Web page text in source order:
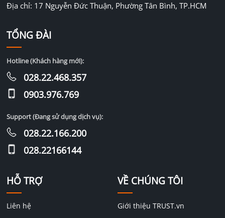
Địa chỉ: 17 Nguyễn Đức Thuận, Phường Tân Bình, TP.HCM
HỖ TRỢ
Liên hệ
VỀ CHÚNG TÔI
Giới thiệu TRUST.vn
TỔNG ĐÀI
Hotline (Khách hàng mới):
028.22.468.357
0903.976.769
Support (Đang sử dụng dịch vụ):
028.22.166.200
028.22166144